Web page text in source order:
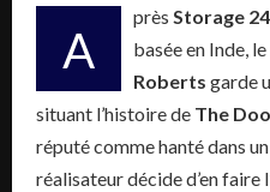
A
près Storage 24
basée en Inde,
Roberts garde
situant l’histoire de The
réputé comme hanté dans
réalisateur décide d’en faire